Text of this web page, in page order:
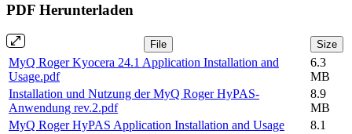
PDF Herunterladen
File Size
MyQ Roger Kyocera 24.1 Application Installation and
Usage.pdf
6.3
MB
Installation und Nutzung der MyQ Roger HyPAS-
Anwendung rev.2.pdf
8.9
MB
MyQ Roger HyPAS Application Installation and Usage
8.1